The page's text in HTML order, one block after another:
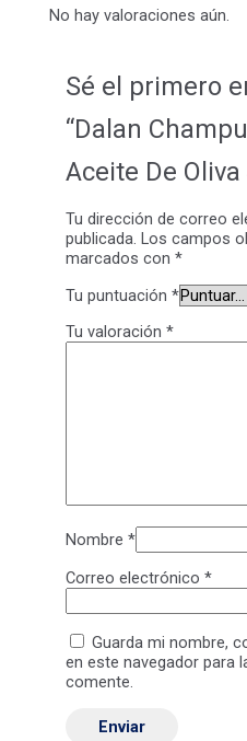
No hay valoraciones aún.
Sé el primero
“Dalan
Aceite De
Tu dirección de correo
publicada. Los campos
marcados con *
Tu puntuación *
Tu valoración *
Nombre *
Correo electrónico *
Guarda mi nombre,
en este navegador para
comente.